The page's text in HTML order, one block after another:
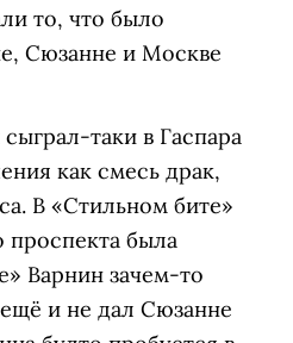
то, что было
Сюзанне и Москве
таки в Гаспара
как смесь драк,
В «Стильном бите»
проспекта была
Варнин зачем-то
и не дал Сюзанне